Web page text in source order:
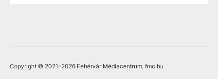
Copyright © 2021–2026 Fehérvár Médiacentrum, fmc.hu